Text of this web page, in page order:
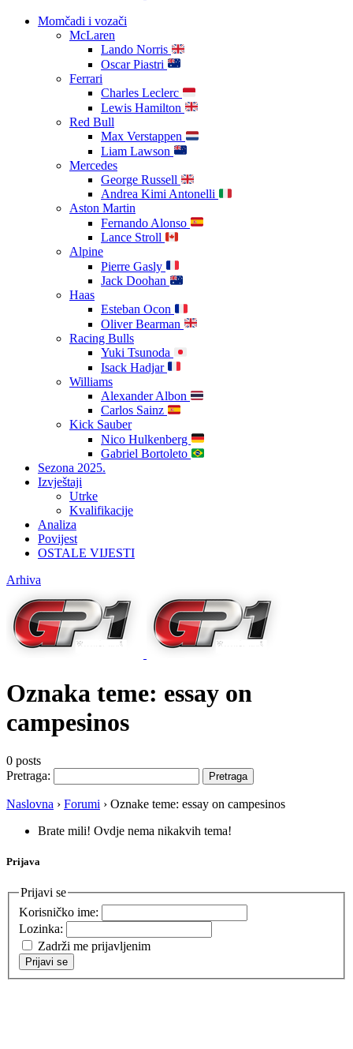
Momčadi i vozači
McLaren
Lando Norris
Oscar Piastri
Ferrari
Charles Leclerc
Lewis Hamilton
Red Bull
Max Verstappen
Liam Lawson
Mercedes
George Russell
Andrea Kimi Antonelli
Aston Martin
Fernando Alonso
Lance Stroll
Alpine
Pierre Gasly
Jack Doohan
Haas
Esteban Ocon
Oliver Bearman
Racing Bulls
Yuki Tsunoda
Isack Hadjar
Williams
Alexander Albon
Carlos Sainz
Kick Sauber
Nico Hulkenberg
Gabriel Bortoleto
Sezona 2025.
Izvještaji
Utrke
Kvalifikacije
Analiza
Povijest
OSTALE VIJESTI
Arhiva
Oznaka teme: essay on
campesinos
0 posts
Pretraga:
Naslovna › Forumi › Oznake teme: essay on campesinos
Brate mili! Ovdje nema nikakvih tema!
Prijava
Prijavi se
Korisničko ime:
Lozinka:
Zadrži me prijavljenim
Prijavi se